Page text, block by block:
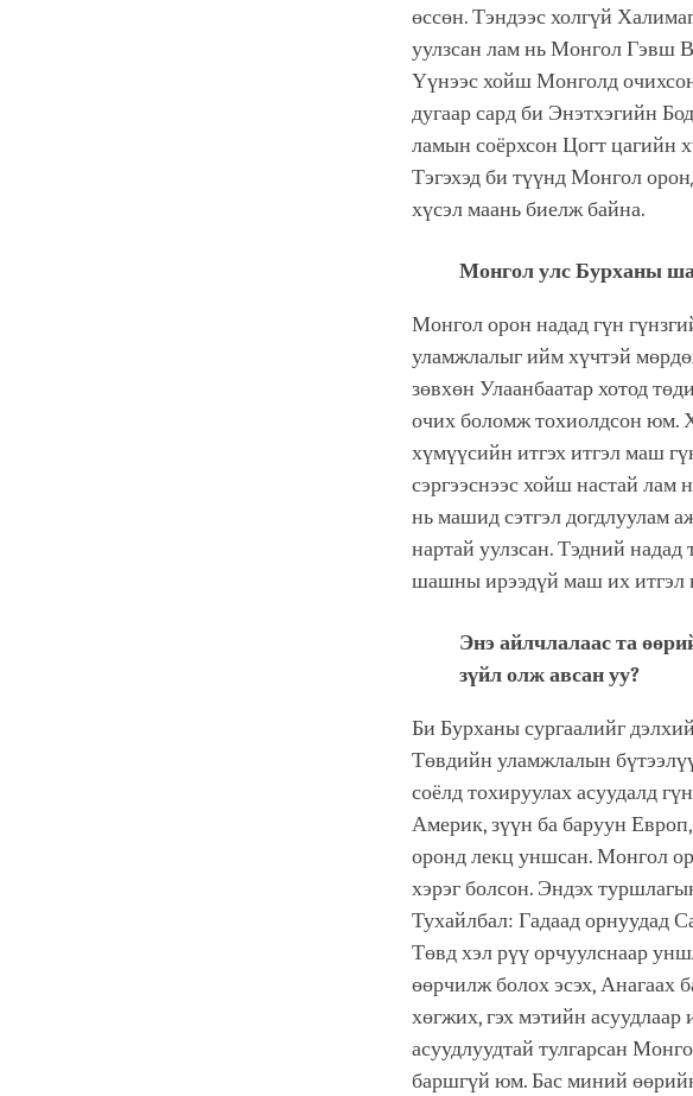
өссөн. Тэндээс холгүй
уулзсан лам нь Монгол Гэвш
Үүнээс хойш Монголд
дугаар сард би Энэтхэгийн
ламын соёрхсон Цогт цагийн
Тэгэхэд би түүнд Монгол
хүсэл маань биелж байна.
Монгол улс Бурханы
Монгол орон надад гүн
уламжлалыг ийм хүчтэй
зөвхөн Улаанбаатар хотод
очих боломж тохиолдсон юм.
хүмүүсийн итгэх итгэл маш
сэргээснээс хойш настай лам
нь машид сэтгэл догдлуулам
нартай уулзсан. Тэдний надад
шашны ирээдүй маш их итгэл
Энэ айлчлалаас та
зүйл олж авсан уу?
Би Бурханы сургаалийг
Төвдийн уламжлалын
соёлд тохируулах асуудалд
Америк, зүүн ба баруун
оронд лекц уншсан. Монгол
хэрэг болсон. Эндэх
Тухайлбал: Гадаад орнуудад
Төвд хэл рүү орчуулснаар
өөрчилж болох эсэх, Анагаах
хөгжих, гэх мэтийн
асуудлуудтай тулгарсан
баршгүй юм. Бас миний